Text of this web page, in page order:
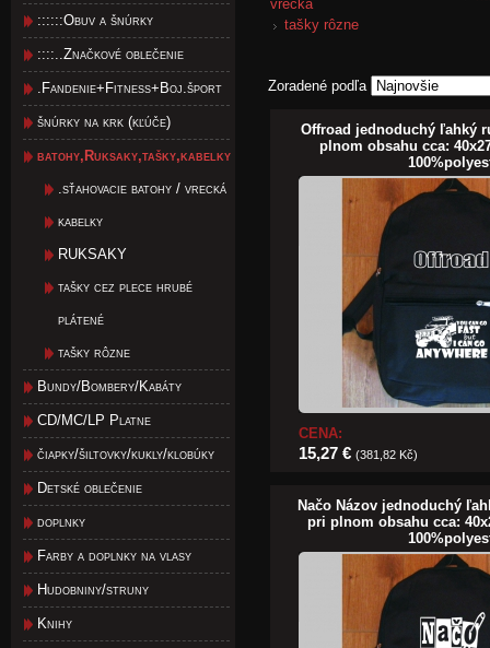
::::::Obuv a šnúrky
::::..Značkové oblečenie
.Fandenie+Fitness+Boj.šport
šnúrky na krk (kľúče)
batohy,Ruksaky,tašky,kabelky
.sťahovacie batohy / vrecká
kabelky
RUKSAKY
tašky cez plece hrubé
plátené
tašky rôzne
Bundy/Bombery/Kabáty
CD/MC/LP Platne
čiapky/šiltovky/kukly/klobúky
Detské oblečenie
doplnky
Farby a doplnky na vlasy
Hudobniny/struny
Knihy
vrecká
tašky rôzne
Zoradené podľa
Offroad jednoduchý ľahký
plnom obsahu cca:
CENA:
15,27 € (381,82 Kč)
Načo Názov jednoduchý
pri plnom obsahu cca: